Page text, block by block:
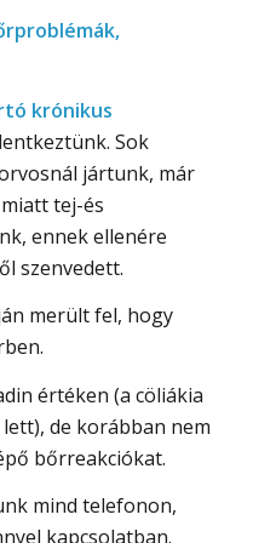
krónikus
Sok
jártunk, már
tej-és
ennek ellenére
szenvedett.
merült fel, hogy
értéken (a cöliákia
de korábban nem
bőrreakciókat.
mind telefonon,
kapcsolatban.